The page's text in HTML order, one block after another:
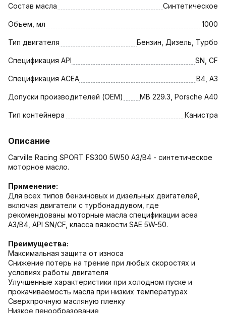
Состав масла Синтетическое
Объем, мл 1000
Тип двигателя Бензин, Дизель, Турбо
Спецификация API SN, CF
Спецификация АСЕА В4, A3
Допуски производителей (OEM) MB 229.3, Porsche A40
Тип контейнера Канистра
Описание
Carville Racing SPORT FS300 5W50 A3/B4 - синтетическое
моторное масло.
Применение:
Для всех типов бензиновых и дизельных двигателей,
включая двигатели с турбонаддувом, где
рекомендованы моторные масла спецификации асеа
А3/B4, API SN/CF, класса вязкости SAE 5W-50.
Преимущества:
Максимальная защита от износа
Снижение потерь на трение при любых скоростях и
условиях работы двигателя
Улучшенные характеристики при холодном пуске и
прокачиваемость масла при низких температурах
Сверхпрочную масляную пленку
Низкое пенообразование